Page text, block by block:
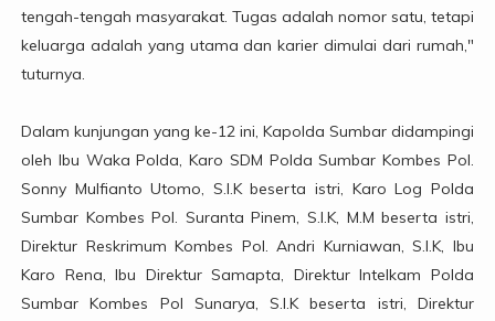
tengah-tengah masyarakat. Tugas adalah nomor satu, tetapi
keluarga adalah yang utama dan karier dimulai dari rumah,"
tuturnya.
Dalam kunjungan yang ke-12 ini, Kapolda Sumbar didampingi
oleh Ibu Waka Polda, Karo SDM Polda Sumbar Kombes Pol.
Sonny Mulfianto Utomo, S.I.K beserta istri, Karo Log Polda
Sumbar Kombes Pol. Suranta Pinem, S.I.K, M.M beserta istri,
Direktur Reskrimum Kombes Pol. Andri Kurniawan, S.I.K, Ibu
Karo Rena, Ibu Direktur Samapta, Direktur Intelkam Polda
Sumbar Kombes Pol Sunarya, S.I.K beserta istri, Direktur